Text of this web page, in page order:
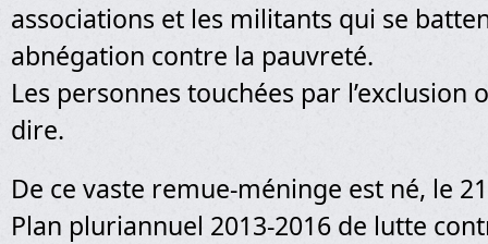
associations et les militants qui se
abnégation contre la pauvreté.
Les personnes touchées par l’exclusion
dire.
De ce vaste remue-méninge est né, le
Plan pluriannuel 2013-2016 de lutte